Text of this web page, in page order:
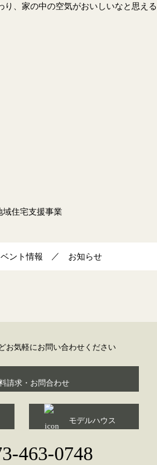
り、家の中の空気がおいしいなと思える
域住宅支援事業
ント情報 ／ お知らせ
お気軽にお問い合わせください
請求・お問合わせ
モデルハウス
463-0748